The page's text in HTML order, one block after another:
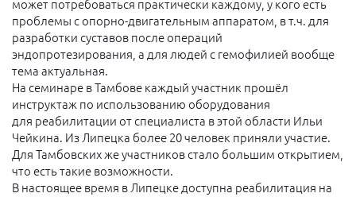
может потребоваться практически каждому, у кого есть
проблемы с опорно-двигательным аппаратом, в т.ч. для
разработки суставов после операций
эндопротезирования, а для людей с гемофилией вообще
тема актуальная.
На семинаре в Тамбове каждый участник прошёл
инструктаж по использованию оборудования
для реабилитации от специалиста в этой области Ильи
Чейкина. Из Липецка более 20 человек приняли участие.
Для Тамбовских же участников стало большим открытием,
что есть такие возможности.
В настоящее время в Липецке доступна реабилитация на